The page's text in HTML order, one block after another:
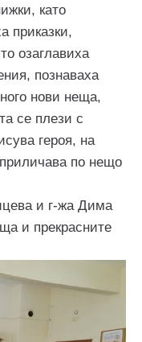
като
приказки,
озаглавиха
познаваха
нови неща,
се плези с
героя, на
по нещо
и г-жа Дима
и прекрасните